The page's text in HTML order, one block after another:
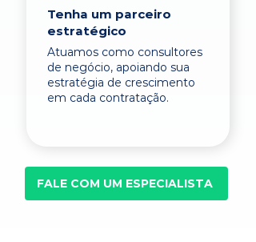
Tenha um parceiro
estratégico
Atuamos como consultores
de negócio, apoiando sua
estratégia de crescimento
em cada contratação.
FALE COM UM ESPECIALISTA